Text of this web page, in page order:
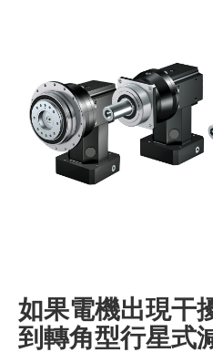
如果電機出現干
到轉角型行星式